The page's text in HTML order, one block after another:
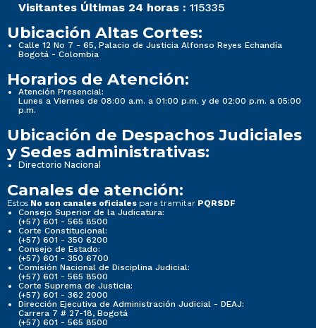
Visitantes Últimas 24 horas : 115335
Ubicación Altas Cortes:
Calle 12 No 7 - 65, Palacio de Justicia Alfonso Reyes Echandía
Bogotá - Colombia
Horarios de Atención:
Atención Presencial:
Lunes a Viernes de 08:00 a.m. a 01:00 p.m. y de 02:00 p.m. a 05:00
p.m.
Ubicación de Despachos Judiciales
y Sedes administrativas:
Directorio Nacional
Canales de atención:
Estos No son canales oficiales para tramitar PQRSDF
Consejo Superior de la Judicatura:
(+57) 601 - 565 8500
Corte Constitucional:
(+57) 601 - 350 6200
Consejo de Estado:
(+57) 601 - 350 6700
Comisión Nacional de Disciplina Judicial:
(+57) 601 - 565 8500
Corte Suprema de Justicia:
(+57) 601 - 362 2000
Dirección Ejecutiva de Administración Judicial - DEAJ:
Carrera 7 # 27-18, Bogotá
(+57) 601 - 565 8500